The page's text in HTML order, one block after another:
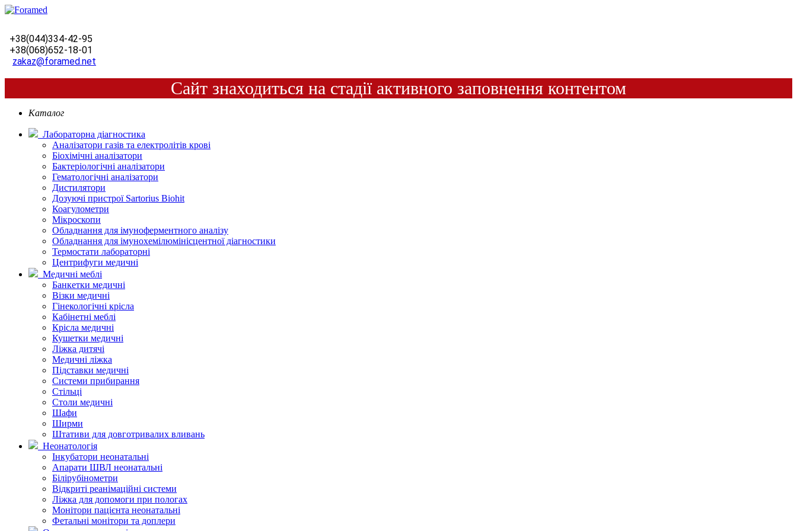
+38(044)334-42-95
+38(068)652-18-01
zakaz@foramed.net
Сайт знаходиться на стадії активного заповнення контентом
Каталог
Лабораторна діагностика
Аналізатори газів та електролітів крові
Біохімічні аналізатори
Бактеріологічні аналізатори
Гематологічні аналізатори
Дистилятори
Дозуючі пристрої Sartorius Biohit
Коагулометри
Мікроскопи
Обладнання для імуноферментного аналізу
Обладнання для імунохемілюмінісцентної діагностики
Термостати лабораторні
Центрифуги медичні
Медичні меблі
Банкетки медичні
Візки медичні
Гінекологічні крісла
Кабінетні меблі
Крісла медичні
Кушетки медичні
Ліжка дитячі
Медичні ліжка
Підставки медичні
Системи прибирання
Стільці
Столи медичні
Шафи
Ширми
Штативи для довготривалих вливань
Неонатологія
Інкубатори неонатальні
Апарати ШВЛ неонатальні
Білірубінометри
Відкриті реанімаційні системи
Ліжка для допомоги при пологах
Монітори пацієнта неонатальні
Фетальні монітори та доплери